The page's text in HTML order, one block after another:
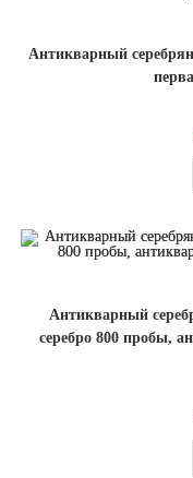
Антикварный
Антикварный
серебро 800 пробы,